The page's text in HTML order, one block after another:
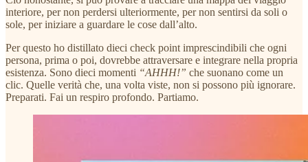
interiore, per non perdersi ulteriormente, per non sentirsi da soli o
sole, per iniziare a guardare le cose dall’alto.
Per questo ho distillato dieci check point imprescindibili che ogni
persona, prima o poi, dovrebbe attraversare e integrare nella propria
esistenza. Sono dieci momenti “AHHH!” che suonano come un
clic. Quelle verità che, una volta viste, non si possono più ignorare.
Preparati. Fai un respiro profondo. Partiamo.